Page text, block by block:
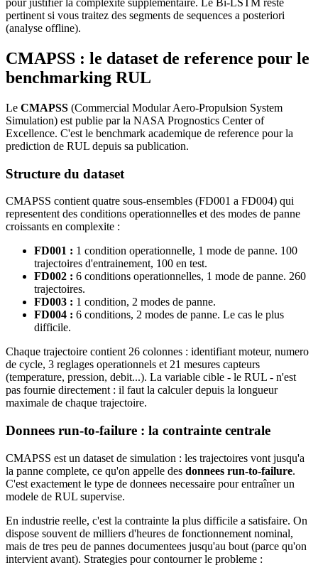
pour justifier la complexite supplementaire. Le Bi-LSTM reste
pertinent si vous traitez des segments de sequences a posteriori
(analyse offline).
CMAPSS : le dataset de reference pour le
benchmarking RUL
Le CMAPSS (Commercial Modular Aero-Propulsion System
Simulation) est publie par la NASA Prognostics Center of
Excellence. C'est le benchmark academique de reference pour la
prediction de RUL depuis sa publication.
Structure du dataset
CMAPSS contient quatre sous-ensembles (FD001 a FD004) qui
representent des conditions operationnelles et des modes de panne
croissants en complexite :
FD001 : 1 condition operationnelle, 1 mode de panne. 100
trajectoires d'entrainement, 100 en test.
FD002 : 6 conditions operationnelles, 1 mode de panne. 260
trajectoires.
FD003 : 1 condition, 2 modes de panne.
FD004 : 6 conditions, 2 modes de panne. Le cas le plus
difficile.
Chaque trajectoire contient 26 colonnes : identifiant moteur, numero
de cycle, 3 reglages operationnels et 21 mesures capteurs
(temperature, pression, debit...). La variable cible - le RUL - n'est
pas fournie directement : il faut la calculer depuis la longueur
maximale de chaque trajectoire.
Donnees run-to-failure : la contrainte centrale
CMAPSS est un dataset de simulation : les trajectoires vont jusqu'a
la panne complete, ce qu'on appelle des donnees run-to-failure.
C'est exactement le type de donnees necessaire pour entraîner un
modele de RUL supervise.
En industrie reelle, c'est la contrainte la plus difficile a satisfaire. On
dispose souvent de milliers d'heures de fonctionnement nominal,
mais de tres peu de pannes documentees jusqu'au bout (parce qu'on
intervient avant). Strategies pour contourner le probleme :